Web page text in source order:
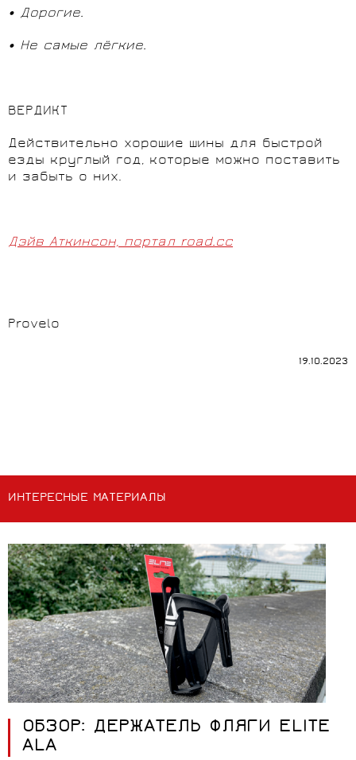
• Дорогие.
• Не самые лёгкие.
ВЕРДИКТ
Действительно хорошие шины для быстрой
езды круглый год, которые можно поставить
и забыть о них.
Дэйв Аткинсон, портал road.cc
Provelo
19.10.2023
ИНТЕРЕСНЫЕ МАТЕРИАЛЫ
ОБЗОР: ДЕРЖАТЕЛЬ ФЛЯГИ ELITE
ALA